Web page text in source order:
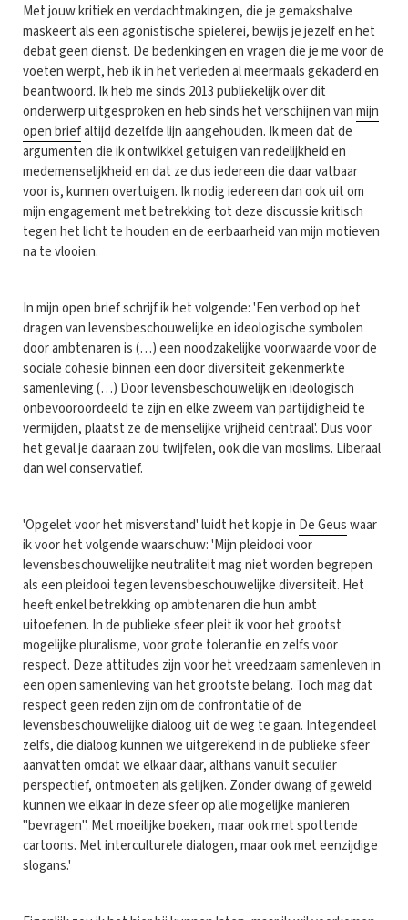
Met jouw kritiek en verdachtmakingen, die je gemakshalve
maskeert als een agonistische spielerei, bewijs je jezelf en het
debat geen dienst. De bedenkingen en vragen die je me voor de
voeten werpt, heb ik in het verleden al meermaals gekaderd en
beantwoord. Ik heb me sinds 2013 publiekelijk over dit
onderwerp uitgesproken en heb sinds het verschijnen vanmijn
open briefaltijd dezelfde lijn aangehouden. Ik meen dat de
argumenten die ik ontwikkel getuigen van redelijkheid en
medemenselijkheid en dat ze dus iedereen die daar vatbaar
voor is, kunnen overtuigen. Ik nodig iedereen dan ook uit om
mijn engagement met betrekking tot deze discussie kritisch
tegen het licht te houden en de eerbaarheid van mijn motieven
na te vlooien.
In mijn open brief schrijf ik het volgende: 'Een verbod op het
dragen van levensbeschouwelijke en ideologische symbolen
door ambtenaren is (…) een noodzakelijke voorwaarde voor de
sociale cohesie binnen een door diversiteit gekenmerkte
samenleving (…) Door levensbeschouwelijk en ideologisch
onbevooroordeeld te zijn en elke zweem van partijdigheid te
vermijden, plaatst ze de menselijke vrijheid centraal'. Dus voor
het geval je daaraan zou twijfelen, ook die van moslims. Liberaal
dan wel conservatief.
'Opgelet voor het misverstand' luidt het kopje in De Geuswaar
ik voor het volgende waarschuw: 'Mijn pleidooi voor
levensbeschouwelijke neutraliteit mag niet worden begrepen
als een pleidooi tegen levensbeschouwelijke diversiteit. Het
heeft enkel betrekking op ambtenaren die hun ambt
uitoefenen. In de publieke sfeer pleit ik voor het grootst
mogelijke pluralisme, voor grote tolerantie en zelfs voor
respect. Deze attitudes zijn voor het vreedzaam samenleven in
een open samenleving van het grootste belang. Toch mag dat
respect geen reden zijn om de confrontatie of de
levensbeschouwelijke dialoog uit de weg te gaan. Integendeel
zelfs, die dialoog kunnen we uitgerekend in de publieke sfeer
aanvatten omdat we elkaar daar, althans vanuit seculier
perspectief, ontmoeten als gelijken. Zonder dwang of geweld
kunnen we elkaar in deze sfeer op alle mogelijke manieren
"bevragen". Met moeilijke boeken, maar ook met spottende
cartoons. Met interculturele dialogen, maar ook met eenzijdige
slogans.'